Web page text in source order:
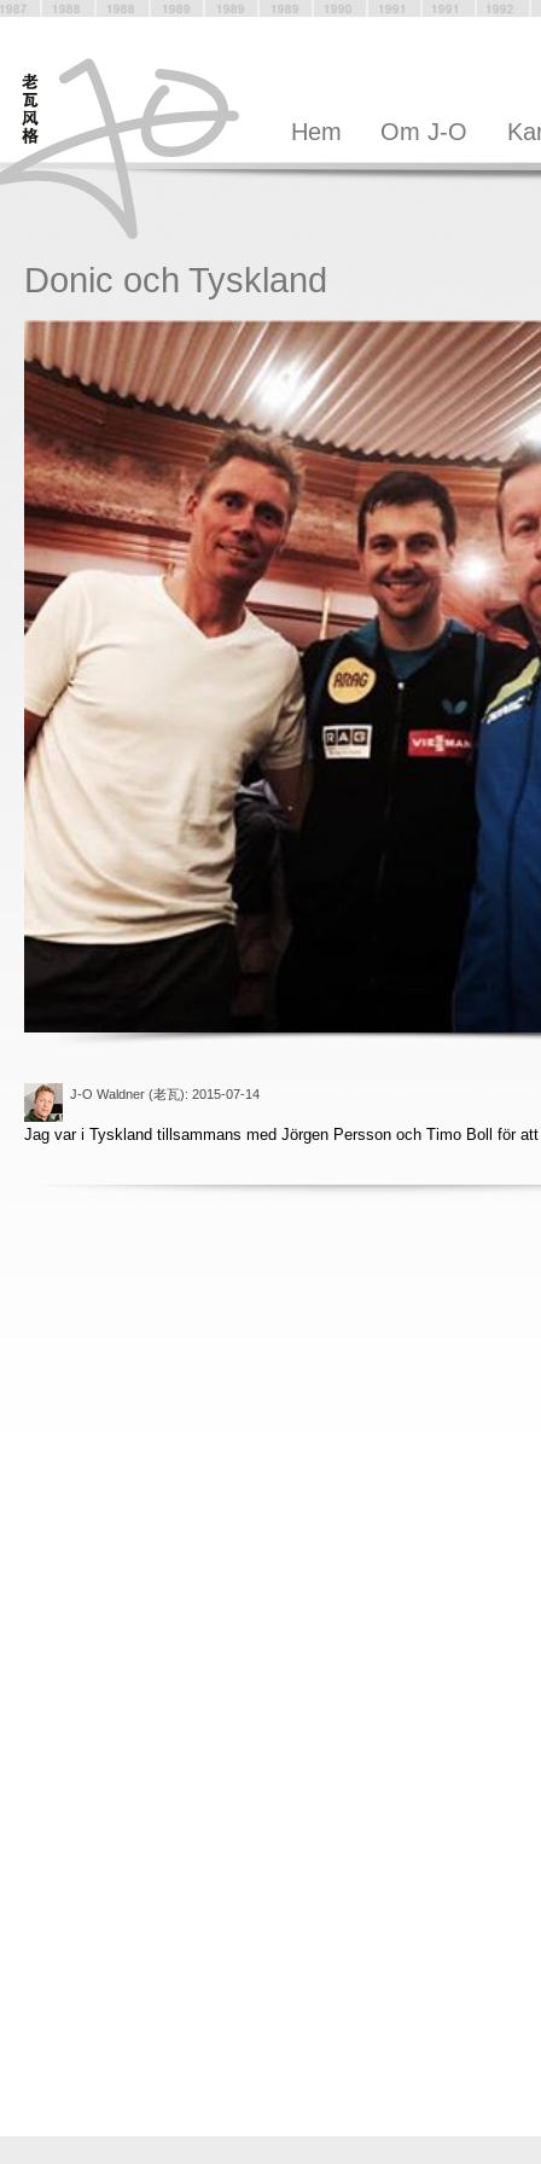
Hem Om J-O
Donic och Tyskland
J-O Waldner (老瓦): 2015-07-14
Jag var i Tyskland tillsammans med Jörgen Persson och Timo Boll för